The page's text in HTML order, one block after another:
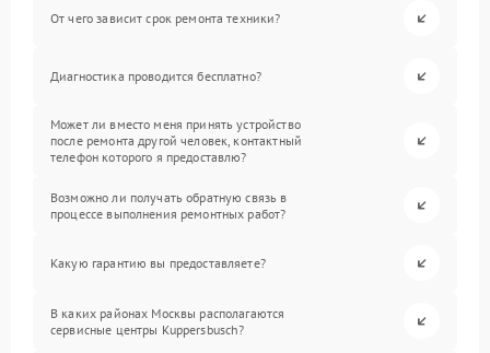
От чего зависит срок ремонта техники?
Диагностика проводится бесплатно?
Может ли вместо меня принять устройство
после ремонта другой человек, контактный
телефон которого я предоставлю?
Возможно ли получать обратную связь в
процессе выполнения ремонтных работ?
Какую гарантию вы предоставляете?
В каких районах Москвы располагаются
сервисные центры Kuppersbusch?